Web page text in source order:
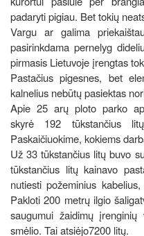
padaryti pigiau. Bet tokių
Vargu ar galima
pasirinkdama pernelyg
pirmasis Lietuvoje įrengtas
Pastačius pigesnes, bet
kalnelius nebūtų pasiektas
Apie 25 arų ploto parko
skyrė 192 tūkstančius
Paskaičiuokime, kokiems
Už 33 tūkstančius litų buvo
tūkstančius litų kainavo
nutiesti požeminius
Pakloti 200 metrų ilgio
saugumui žaidimų
smėlio. Tai atsiėjo7200 litų.